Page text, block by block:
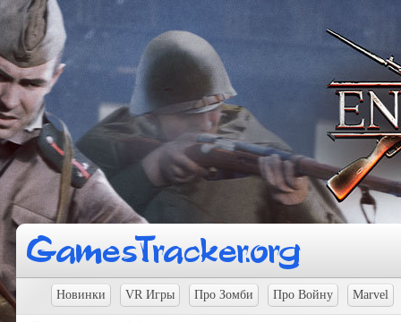
Новинки VR Игры Про Зомби Про Войну Marvel